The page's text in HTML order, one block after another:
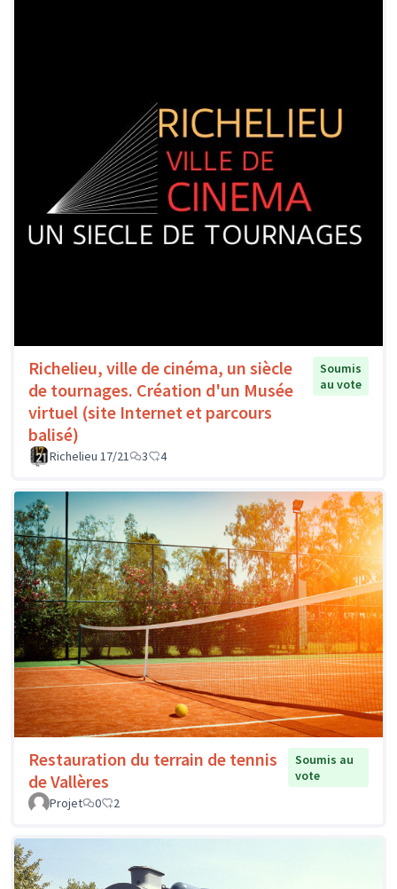
Richelieu, ville de cinéma, un siècle
de tournages. Création d'un Musée
virtuel (site Internet et parcours
balisé)
Soumis
au vote
Richelieu 17/21 3 4
Restauration du terrain de tennis
de Vallères
Soumis au
vote
Projet
0 2